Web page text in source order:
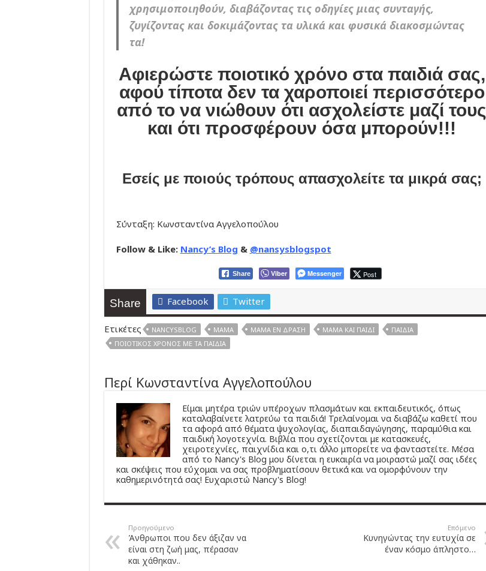
χρησιμοποιηθούν, διαβάζοντας τις οδηγίες μιας συνταγής,
ζυγίζοντας και δοκιμάζοντας τα υλικά και φυσικά διακοσμώντας
τα!
Αφιερώστε ποιοτικό χρόνο στα παιδιά σας,
αφού τίποτα δεν τα χαροποιεί περισσότερο
από το να νιώθουν ότι ασχολείστε μαζί τους
και ότι προσφέρουν όσα μπορούν!!!
Εσείς με ποιούς τρόπους απασχολείτε τα μικρά σας;
Σύνταξη: Κωνσταντίνα Αγγελοπούλου
Follow & Like: Nancy’s Blog & @nansysblogspot
Share Viber Messenger Post
Share Facebook Twitter
Ετικέτες NANCYSBLOG ΜΑΜΆ ΜΑΜΆ ΕΝ ΔΡΆΣΗ ΜΑΜΆ ΚΑΙ ΠΑΙΔΊ
ΠΑΙΔΙΆ
ΠΟΙΟΤΙΚΌΣ ΧΡΌΝΟΣ ΜΕ ΤΑ ΠΑΙΔΙΆ
Περί Κωνσταντίνα Αγγελοπούλου
Είμαι μητέρα τριών υπέροχων πλασμάτων και εκπαιδευτικός, όπως
καταλαβαίνετε λατρεύω τα παιδιά! Τρελαίνομαι να διαβάζω καθετί που
τα αφορά από θέματα ψυχολογίας, διαπαιδαγώγησης, παραμύθια και
παιδική λογοτεχνία. Βιβλία που σχετίζονται με κατασκευές,
χειροτεχνίες, παιχνίδια και ο,τι άλλο μπορείτε να φανταστείτε. Μέσα
από το Nancy's Blog μου δίνεται η ευκαιρία να μοιραστώ μαζί σας ιδέες
και σκέψεις που εύχομαι να σας προβληματίσουν θετικά και να ομορφύνουν την
καθημερινότητά σας! Ευχαριστώ Nancy's Blog!
Προηγούμενο
Άνθρωποι που δεν άξιζαν να
είναι στη ζωή μας, πέρασαν
και χάθηκαν..
Επόμενο
Κυνηγώντας την ευτυχία σε
έναν κόσμο άπληστο…